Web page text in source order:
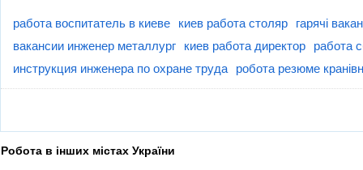
работа воспитатель в киеве киев работа столяр
гарячі
вакансии инженер металлург
киев работа директор
работа
инструкция инженера по охране труда
робота резюме
Робота в інших містах України